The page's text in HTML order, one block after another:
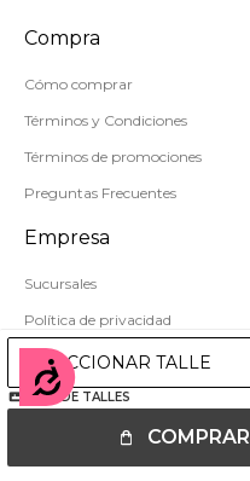
Accesibilidad
SELECCIONAR TALLE
GUÍA DE TALLES
COMPRAR
Compra
Cómo comprar
Términos y Condiciones
Términos de promociones
Preguntas Frecuentes
Empresa
Sucursales
Política de privacidad
Mapa del sitio